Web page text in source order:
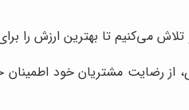
می‌کنیم تا بهترین ارزش را
از رضایت مشتریان خود اطمینان